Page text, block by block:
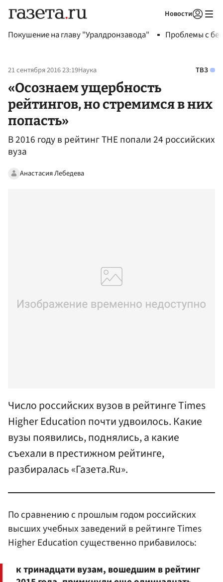
Новости
Покушение на главу "Уралдронзавода" Проблемы с
21 сентября 2016 23:19Наука ТВЗ
«Осознаем ущербность
рейтингов, но стремимся в них
попасть»
В 2016 году в рейтинг THE попали 24 российских
вуза
Анастасия Лебедева
Число российских вузов в рейтинге Times
Higher Education почти удвоилось. Какие
вузы появились, поднялись, а какие
съехали в престижном рейтинге,
разбиралась «Газета.Ru».
По сравнению с прошлым годом российских
высших учебных заведений в рейтинге Times
Higher Education существенно прибавилось:
к тринадцати вузам, вошедшим в рейтинг